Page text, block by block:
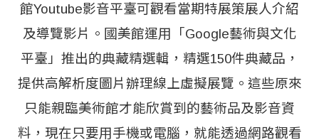
館Youtube影音平臺可觀看當期特展策展人介紹
及導覽影片。國美館運用「Google藝術與文化
平臺」推出的典藏精選輯，精選150件典藏品，
提供高解析度圖片辦理線上虛擬展覽。這些原來
只能親臨美術館才能欣賞到的藝術品及影音資
料，現在只要用手機或電腦，就能透過網路觀看